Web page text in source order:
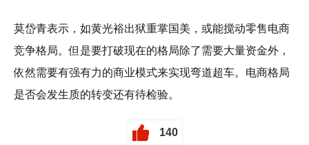
莫岱青表示，如黄光裕出狱重掌国美，或能搅动零售电商
竞争格局。但是要打破现在的格局除了需要大量资金外，
依然需要有强有力的商业模式来实现弯道超车。电商格局
是否会发生质的转变还有待检验。
140